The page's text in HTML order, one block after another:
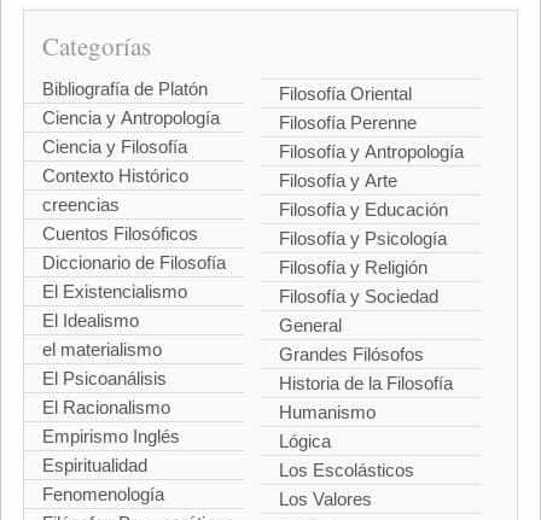
Categorías
Bibliografía de Platón
Ciencia y Antropología
Ciencia y Filosofía
Contexto Histórico
creencias
Cuentos Filosóficos
Diccionario de Filosofía
El Existencialismo
El Idealismo
el materialismo
El Psicoanálisis
El Racionalismo
Empirismo Inglés
Espiritualidad
Fenomenología
Filosofía Oriental
Filosofía Perenne
Filosofía y Antropología
Filosofía y Arte
Filosofía y Educación
Filosofía y Psicología
Filosofía y Religión
Filosofía y Sociedad
General
Grandes Filósofos
Historia de la Filosofía
Humanismo
Lógica
Los Escolásticos
Los Valores